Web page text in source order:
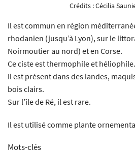
Crédits :Cécilia
Il est commun en région
rhodanien (jusqu’à Lyon), sur le
Noirmoutier au nord) et en Corse.
Ce ciste est thermophile et héliophile.
Il est présent dans des landes,
bois clairs.
Sur l’île de Ré, il est rare.
Il est utilisé comme plante
Mots-clés